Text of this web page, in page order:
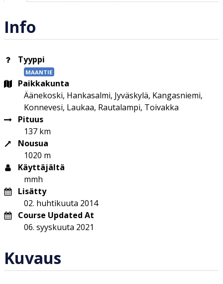
Info
Tyyppi
MAANTIE
Paikkakunta
Äänekoski, Hankasalmi, Jyväskylä, Kangasniemi,
Konnevesi, Laukaa, Rautalampi, Toivakka
Pituus
137 km
Nousua
1020 m
Käyttäjältä
mmh
Lisätty
02. huhtikuuta 2014
Course Updated At
06. syyskuuta 2021
Kuvaus